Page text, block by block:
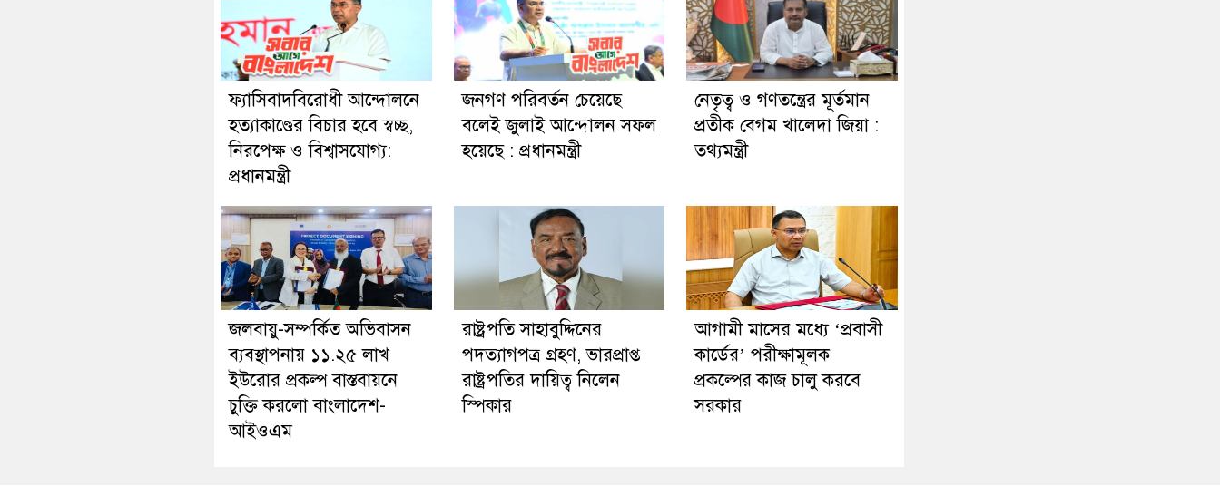
ফ্যাসিবাদবিরোধী আন্দোলনে
হত্যাকাণ্ডের বিচার হবে স্বচ্ছ,
নিরপেক্ষ ও বিশ্বাসযোগ্য:
প্রধানমন্ত্রী
জনগণ পরিবর্তন চেয়েছে
বলেই জুলাই আন্দোলন সফল
হয়েছে : প্রধানমন্ত্রী
নেতৃত্ব ও গণতন্ত্রের মূর্তমান
প্রতীক বেগম খালেদা জিয়া :
তথ্যমন্ত্রী
জলবায়ু-সম্পর্কিত অভিবাসন
ব্যবস্থাপনায় ১১.২৫ লাখ
ইউরোর প্রকল্প বাস্তবায়নে
চুক্তি করলো বাংলাদেশ-
আইওএম
রাষ্ট্রপতি সাহাবুদ্দিনের
পদত্যাগপত্র গ্রহণ, ভারপ্রাপ্ত
রাষ্ট্রপতির দায়িত্ব নিলেন
স্পিকার
আগামী মাসের মধ্যে ‘প্রবাসী
কার্ডের’ পরীক্ষামূলক
প্রকল্পের কাজ চালু করবে
সরকার